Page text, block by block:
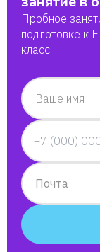
Пробное
подготовке к
класс
Ваше имя
Почта